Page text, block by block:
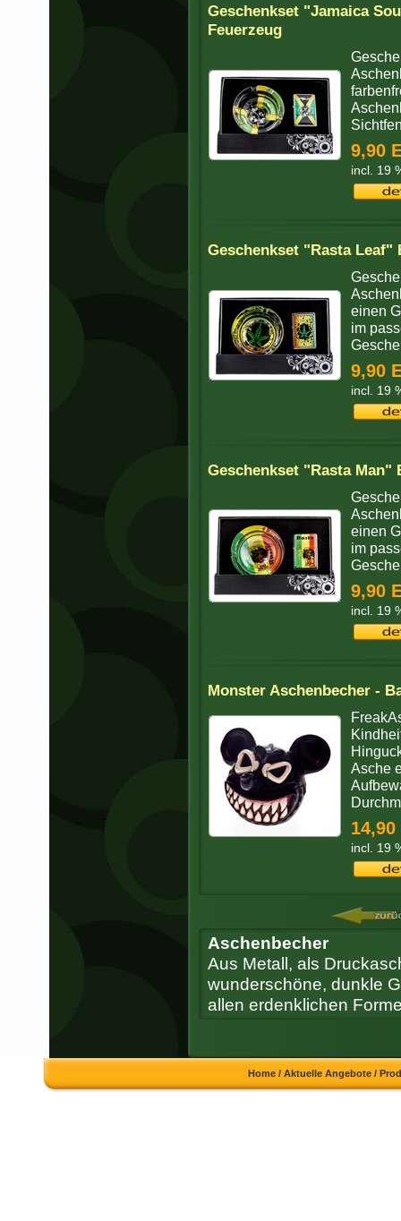
Geschenkset "Jamaica
Feuerzeug
9,90
incl. 19
Geschenkset "Rasta Leaf"
einen
im
9,90
incl. 19
Geschenkset "Rasta Man"
einen
im
9,90
incl. 19
Monster Aschenbecher -
Asche
14,90
incl. 19
Aschenbecher
Aus Metall, als
wunderschöne, dunkle
allen erdenklichen
Home /Aktuelle Angebote /